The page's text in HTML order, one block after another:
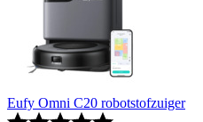
Eufy Omni C20 robotstofzuiger